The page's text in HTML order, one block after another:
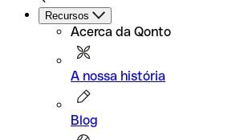
Recursos
Acerca da Qonto
A nossa história
Blog